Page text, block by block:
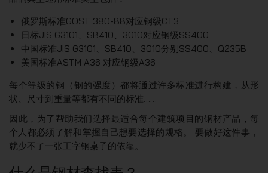
俄罗斯标准GOST 380-88对应钢级CT3
日标JIS G3101、SB410、3010对应钢级SS400
中国标准JIS G3101、SB410、3010分别SS400、Q235B
美国标准ASTM A36 对应钢级A36
每个等级的钢（钢的强度）都将通过许多标准进行构建，从形
状、尺寸到重量等都有不同的标准……
因此，为了帮助我们选择最适合每个建筑项目的钢材产品，每
个人都必须了解和掌握自己想要选择的规格。 要做好这件事，
就少不了一张工字钢桌子的依靠。